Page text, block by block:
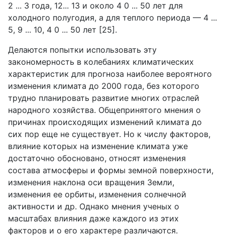
2 ... 3 года, 12... 13 и около 4 0 ... 50 лет для
холодного полугодия, а для теплого периода — 4 ...
5, 9 ... 10, 4 0 ... 50 лет [25].
Делаются попытки использовать эту
закономерность в колебаниях климатических
характеристик для прогноза наиболее вероятного
изменения климата до 2000 года, без которого
трудно планировать развитие многих отраслей
народного хозяйства. Общепринятого мнения о
причинах происходящих изменений климата до
сих пор еще не существует. Но к числу факторов,
влияние которых на изменение климата уже
достаточно обосновано, относят изменения
состава атмосферы и формы земной поверхности,
изменения наклона оси вращения Земли,
изменения ее орбиты, изменения солнечной
активности и др. Однако мнения ученых о
масштабах влияния даже каждого из этих
факторов и о его характере различаются.